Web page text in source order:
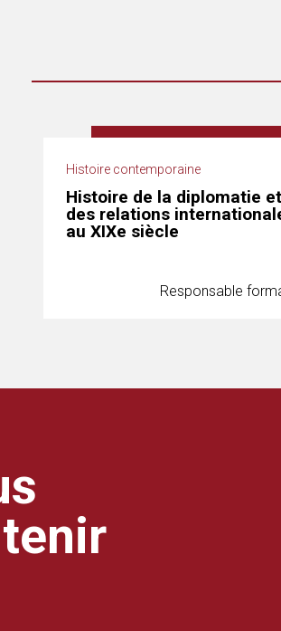
Histoire contemporaine
Histoire de la diplomatie et
des relations
au XIXe siècle
Responsable